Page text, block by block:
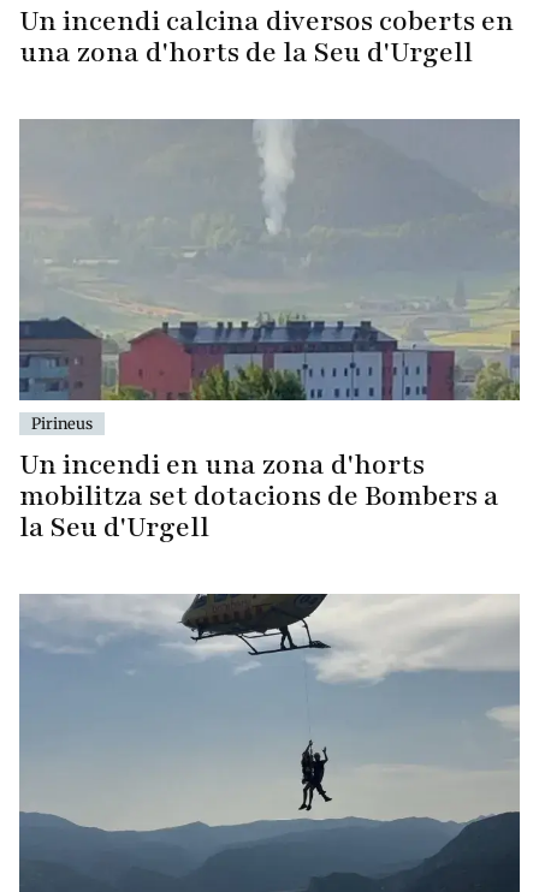
Un incendi calcina diversos coberts en
una zona d'horts de la Seu d'Urgell
Pirineus
Un incendi en una zona d'horts
mobilitza set dotacions de Bombers a
la Seu d'Urgell